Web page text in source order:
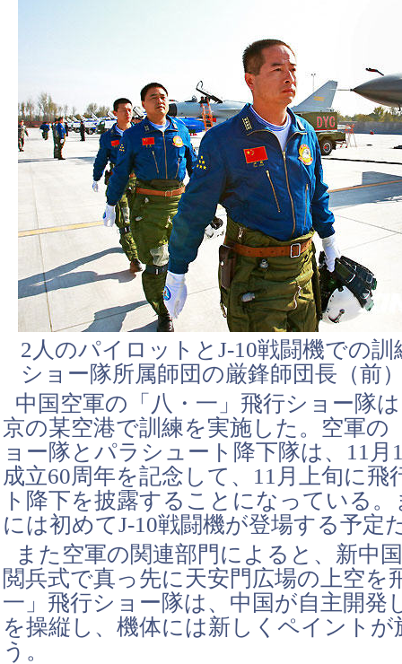
2人のパイロットとJ-10戦闘機での
ショー隊所属師団の厳鋒師団長（前
中国空軍の「八・一」飛行ショー隊
京の某空港で訓練を実施した。空軍の
ョー隊とパラシュート降下隊は、11月
成立60周年を記念して、11月上旬に飛
ト降下を披露することになっている
には初めてJ-10戦闘機が登場する予定
また空軍の関連部門によると、新中
閲兵式で真っ先に天安門広場の上空を
一」飛行ショー隊は、中国が自主開発
を操縦し、機体には新しくペイント
う。